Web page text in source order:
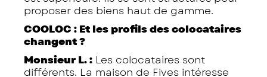
proposer des biens haut de gamme.
COOLOC : Et les profils des colocataires
changent ?
Monsieur L. : Les colocataires sont
différents. La maison de Fives intéresse